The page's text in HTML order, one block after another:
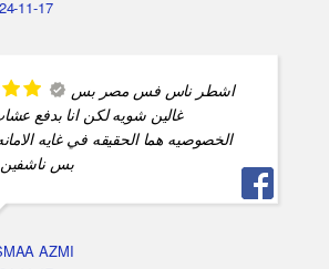
11-17
اشطر ناس فس مصر بس
غالين شويه لكن انا بدفع
الخصوصيه هما الحقيقه في غايه
بس
AZMI